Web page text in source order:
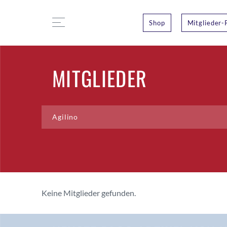
Shop Mitglieder-
MITGLIEDER
Keine Mitglieder gefunden.